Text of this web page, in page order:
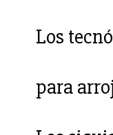
Los
para